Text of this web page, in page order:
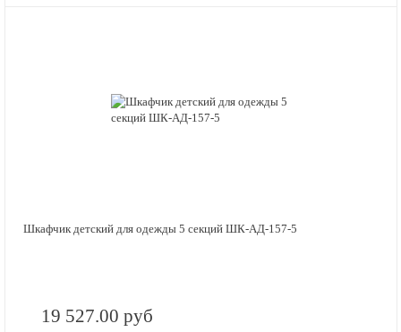
Шкафчик детский для одежды 5 секций ШК-АД-157-5
19 527.00 руб